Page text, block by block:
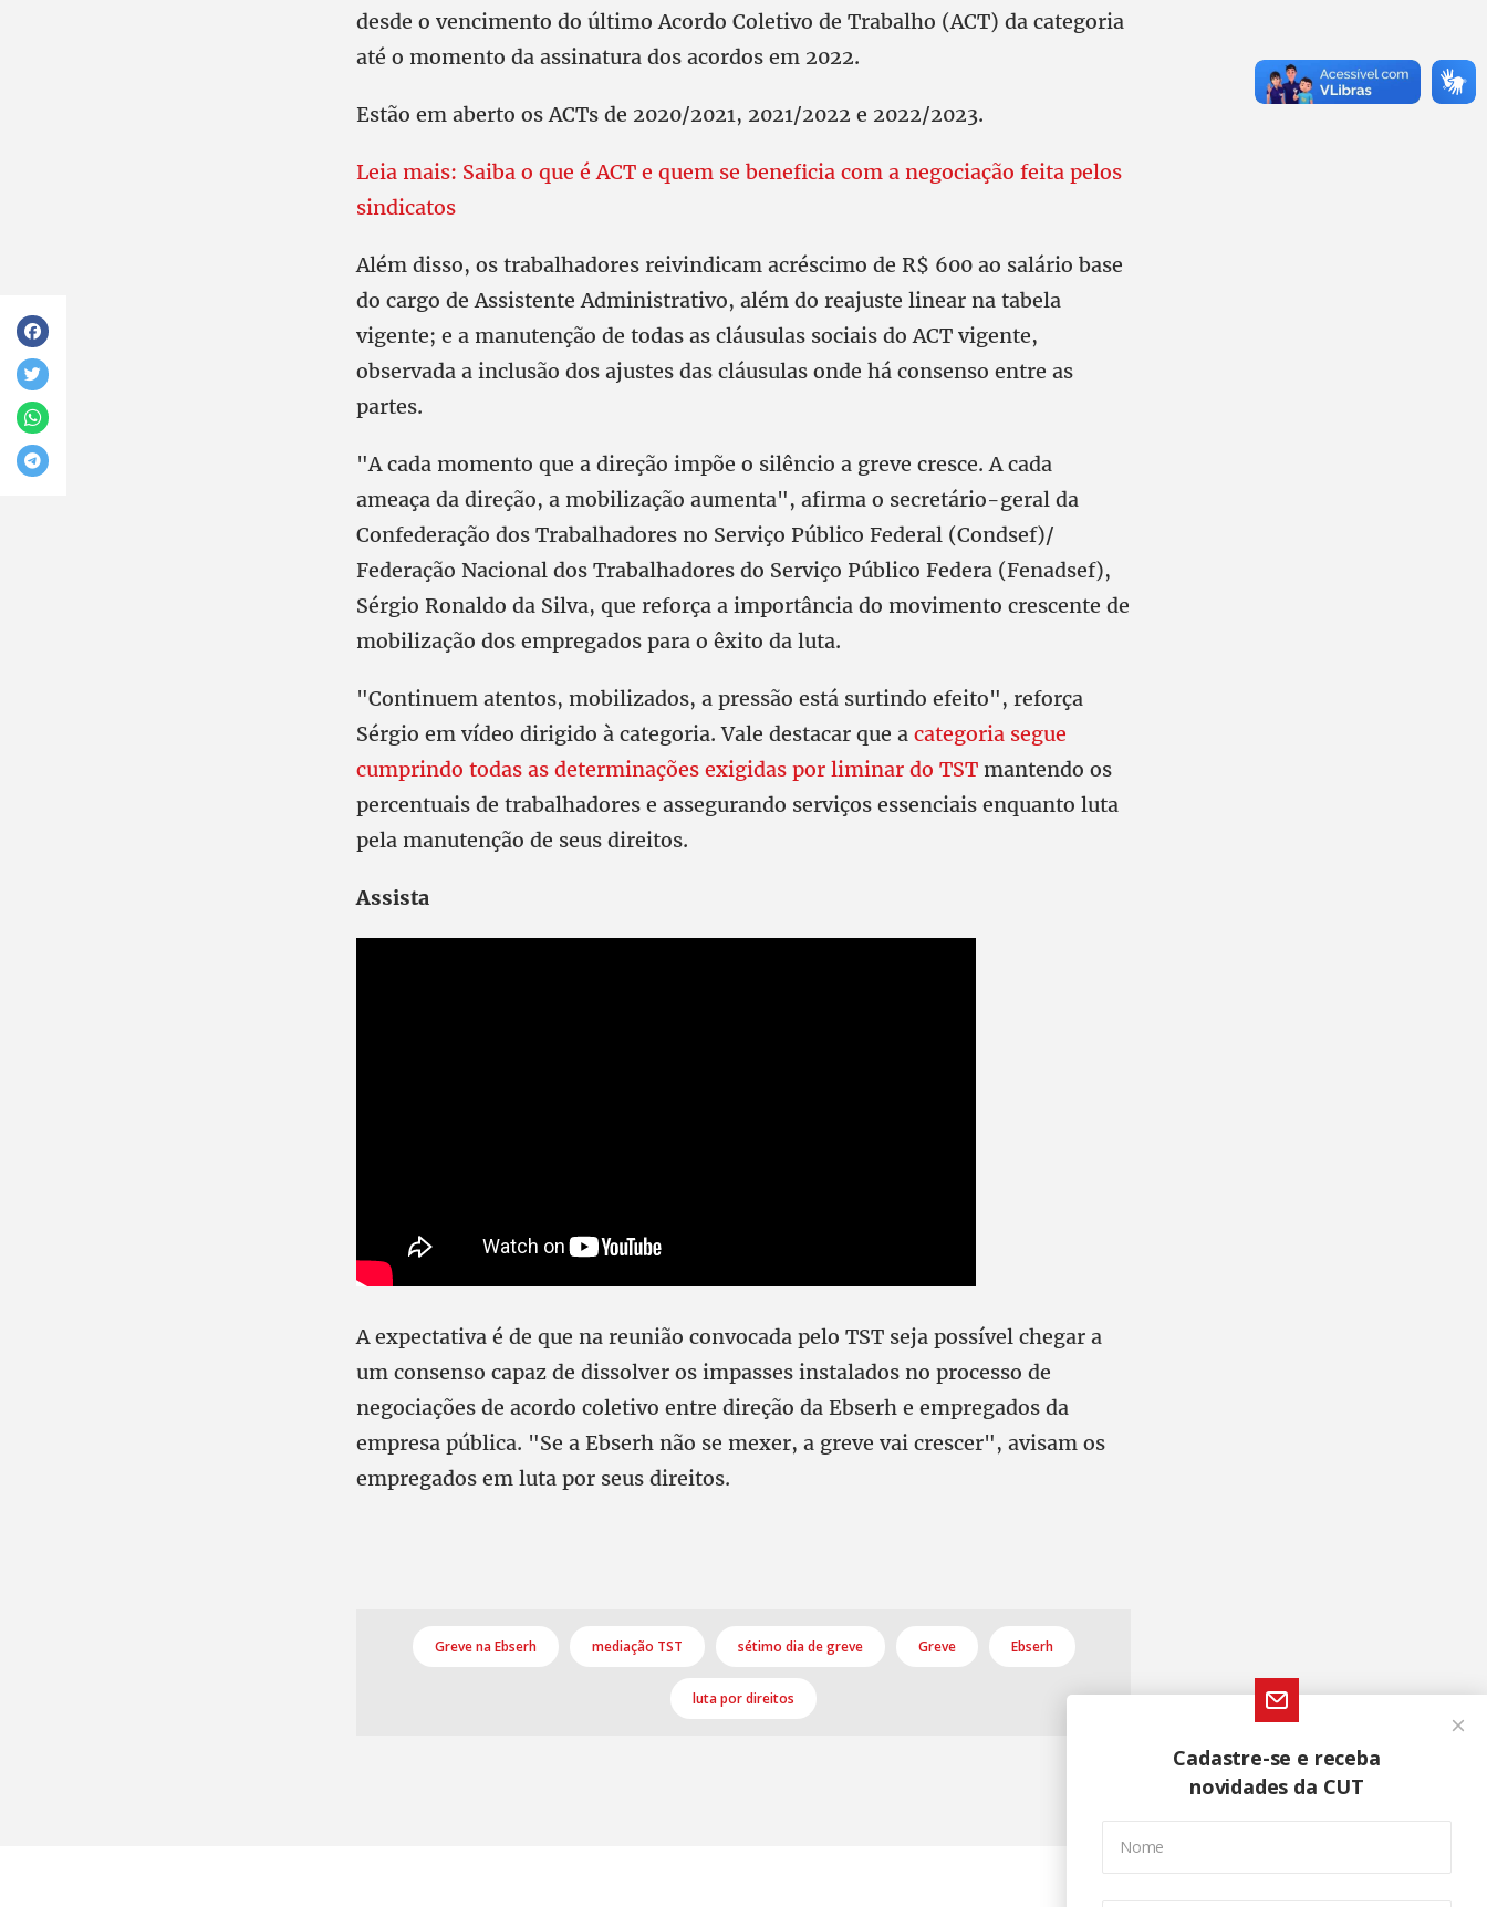
desde o vencimento do último Acordo Coletivo de Trabalho (ACT) da categoria
até o momento da assinatura dos acordos em 2022.
Estão em aberto os ACTs de 2020/2021, 2021/2022 e 2022/2023.
Leia mais: Saiba o que é ACT e quem se beneficia com a negociação feita pelos
sindicatos
Além disso, os trabalhadores reivindicam acréscimo de R$ 600 ao salário base
do cargo de Assistente Administrativo, além do reajuste linear na tabela
vigente; e a manutenção de todas as cláusulas sociais do ACT vigente,
observada a inclusão dos ajustes das cláusulas onde há consenso entre as
partes.
"A cada momento que a direção impõe o silêncio a greve cresce. A cada
ameaça da direção, a mobilização aumenta", afirma o secretário-geral da
Confederação dos Trabalhadores no Serviço Público Federal (Condsef)/
Federação Nacional dos Trabalhadores do Serviço Público Federa (Fenadsef),
Sérgio Ronaldo da Silva, que reforça a importância do movimento crescente de
mobilização dos empregados para o êxito da luta.
"Continuem atentos, mobilizados, a pressão está surtindo efeito", reforça
Sérgio em vídeo dirigido à categoria. Vale destacar que a categoria segue
cumprindo todas as determinações exigidas por liminar do TST mantendo os
percentuais de trabalhadores e assegurando serviços essenciais enquanto luta
pela manutenção de seus direitos.
Assista
A expectativa é de que na reunião convocada pelo TST seja possível chegar a
um consenso capaz de dissolver os impasses instalados no processo de
negociações de acordo coletivo entre direção da Ebserh e empregados da
empresa pública. "Se a Ebserh não se mexer, a greve vai crescer", avisam os
empregados em luta por seus direitos.
Greve na Ebserh mediação TST sétimo dia de greve Greve Ebserh
luta por direitos
Cadastre-se e receba
novidades da CUT
Nome